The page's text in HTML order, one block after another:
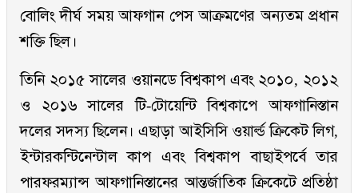
বোলিং দীর্ঘ সময় আফগান পেস আক্রমণের অন্যতম প্রধান
শক্তি ছিল।
তিনি ২০১৫ সালের ওয়ানডে বিশ্বকাপ এবং ২০১০, ২০১২
ও ২০১৬ সালের টি-টোয়েন্টি বিশ্বকাপে আফগানিস্তান
দলের সদস্য ছিলেন। এছাড়া আইসিসি ওয়ার্ল্ড ক্রিকেট লিগ,
ইন্টারকন্টিনেন্টাল কাপ এবং বিশ্বকাপ বাছাইপর্বে তার
পারফরম্যান্স আফগানিস্তানের আন্তর্জাতিক ক্রিকেটে প্রতিষ্ঠা